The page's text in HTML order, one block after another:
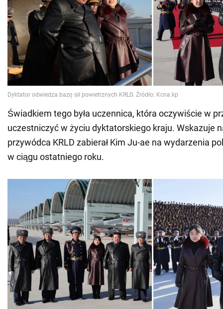
Świadkiem tego była uczennica, która oczywiście w
uczestniczyć w życiu dyktatorskiego kraju. Wskazuje
przywódca KRLD zabierał Kim Ju-ae na wydarzenia
w ciągu ostatniego roku.